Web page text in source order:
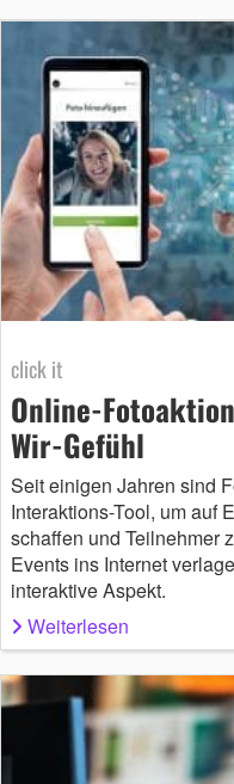
click it
Online-
Wir-Gefühl
Seit einigen Jahren sind
Interaktions-Tool, um auf
schaffen und Teilnehmer
Events ins Internet
interaktive Aspekt.
Weiterlesen